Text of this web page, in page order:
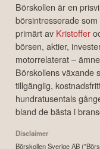
Börskollen är en
börsintresserade
primärt av Kristoffer
börsen, aktier,
motorrelaterat –
Börskollens växande
tillgänglig,
hundratusentals
bland de bästa i
Disclaimer
Börskollen Sverige AB